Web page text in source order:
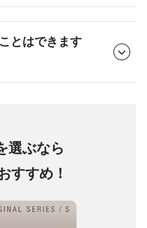
とはできます
選ぶなら
すすめ！